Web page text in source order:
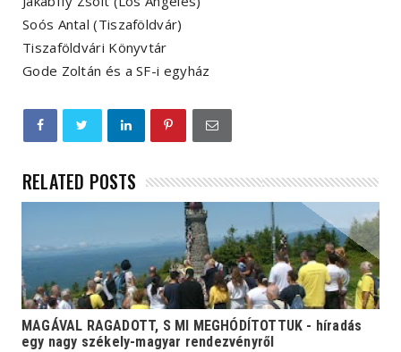
Soós Antal (Tiszaföldvár)
Tiszaföldvári Könyvtár
Gode Zoltán és a SF-i egyház
RELATED POSTS
MAGÁVAL RAGADOTT, S MI MEGHÓDÍTOTTUK - híradás
egy nagy székely-magyar rendezvényről